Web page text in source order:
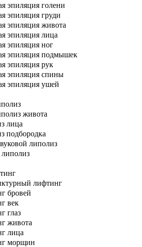
эпиляция голени
эпиляция груди
эпиляция живота
эпиляция лица
эпиляция ног
эпиляция подмышек
эпиляция рук
эпиляция спины
эпиляция ушей
живота
лица
подбородка
липолиз
лифтинг
бровей
век
глаз
живота
лица
морщин